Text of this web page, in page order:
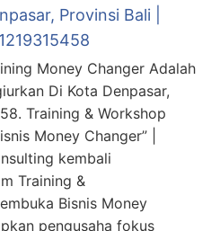
Provinsi Bali |
Money Changer Adalah
Di Kota Denpasar,
Training & Workshop
Money Changer” |
kembali
Training &
Bisnis Money
pengusaha fokus